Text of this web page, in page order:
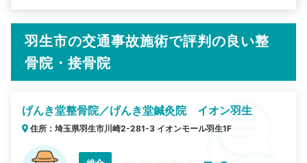
羽生市の交通事故施術で評判の良い整
骨院・接骨院
げんき堂整骨院／げんき堂鍼灸院 イオン羽生
住所：埼玉県羽生市川崎2-281-3 イオンモール羽生1F